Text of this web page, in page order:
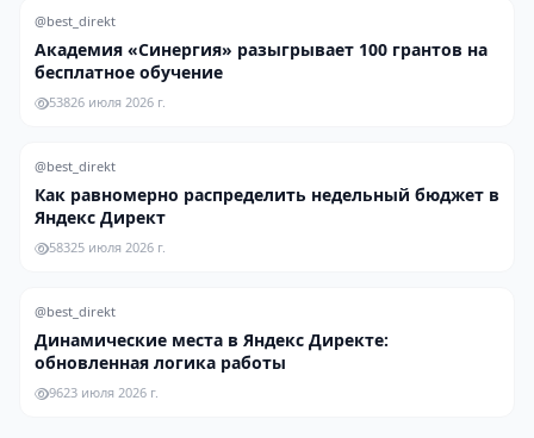
@best_direkt
Академия «Синергия» разыгрывает 100 грантов на
бесплатное обучение
53826 июля 2026 г.
@best_direkt
Как равномерно распределить недельный бюджет в
Яндекс Директ
58325 июля 2026 г.
@best_direkt
Динамические места в Яндекс Директе:
обновленная логика работы
9623 июля 2026 г.